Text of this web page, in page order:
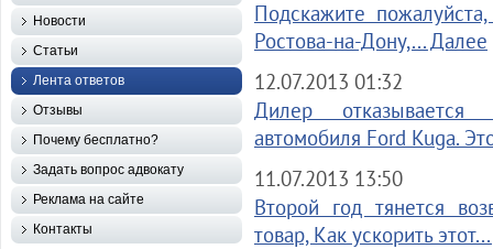
Подскажите
Ростова-на-Дону,... Далее
12.07.2013 01:32
Дилер отказывается
автомобиля Ford Kuga.
11.07.2013 13:50
Второй год тянется
товар, Как ускорить
Новости
Статьи
Лента ответов
Отзывы
Почему бесплатно?
Задать вопрос адвокату
Реклама на сайте
Контакты